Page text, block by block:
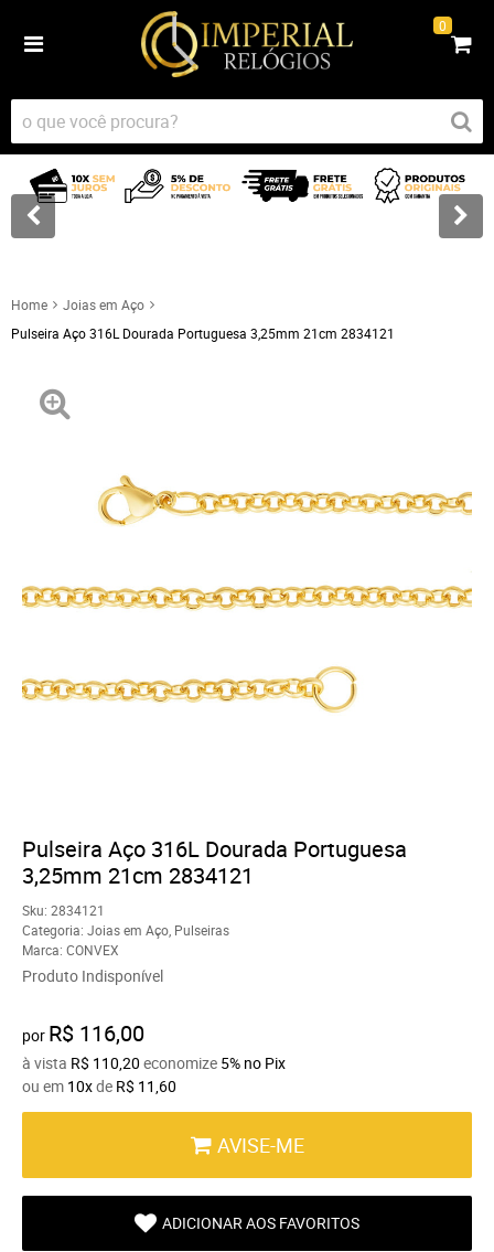
0
Home
Joias em Aço
Pulseira Aço 316L Dourada Portuguesa 3,25mm 21cm 2834121
Pulseira Aço 316L Dourada Portuguesa
3,25mm 21cm 2834121
Sku: 2834121
Categoria: Joias em Aço Pulseiras
Marca: CONVEX
Produto Indisponível
por R$ 116,00
à vista R$ 110,20 economize 5% no Pix
ou em 10xde R$ 11,60
AVISE-ME
ADICIONAR AOS FAVORITOS